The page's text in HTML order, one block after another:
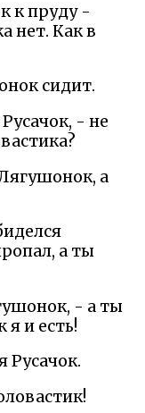
к пруду -
нет. Как в
сидит.
- не
а
а ты
- а ты
я и есть!
Русачок.